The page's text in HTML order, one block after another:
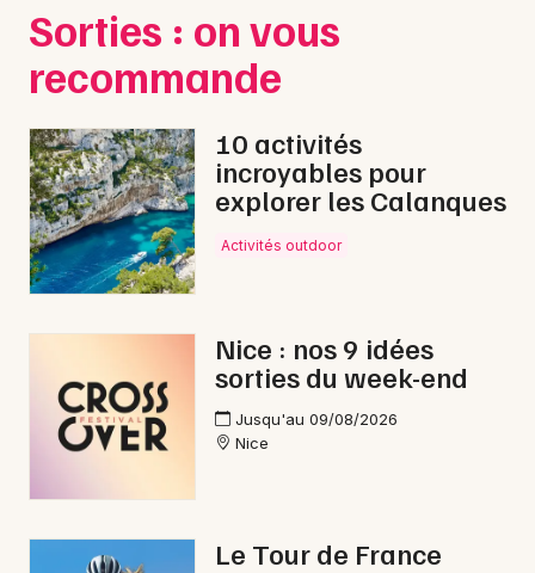
Sorties : on vous
recommande
10 activités
incroyables pour
explorer les Calanques
Activités outdoor
Nice : nos 9 idées
sorties du week-end
Jusqu'au 09/08/2026
Nice
Le Tour de France